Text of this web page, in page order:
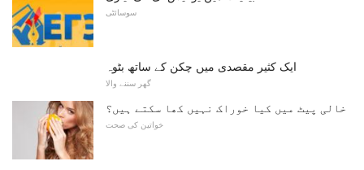
سوسائٹی
ایک کثیر مقصدی میں چکن کے ساتھ بٹوہ
گھر سننے والا
خالی پیٹ میں کیا خوراک نہیں کھا سکتے ہیں؟
خواتین کی صحت